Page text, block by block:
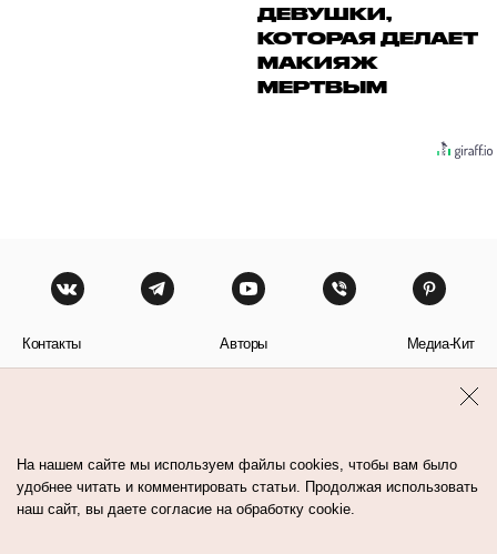
ДЕВУШКИ,
КОТОРАЯ ДЕЛАЕТ
МАКИЯЖ
МЕРТВЫМ
Контакты Авторы Медиа-Кит
На нашем сайте мы используем файлы cookies, чтобы вам было
удобнее читать и комментировать статьи. Продолжая использовать
наш сайт, вы даете согласие на обработку cookie.